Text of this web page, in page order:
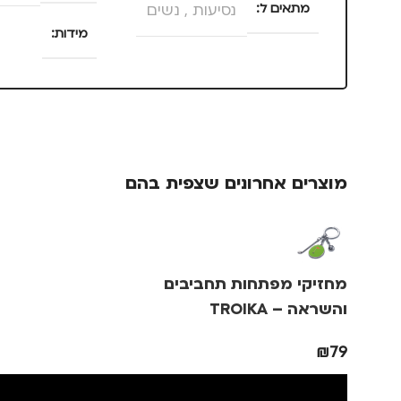
מתאים ל נסיעות , נשים
מידות
25 × 13.5 × 4 סנטימטרים
מוצרים אחרונים שצפית בהם
מחזיקי מפתחות תחביבים
והשראה – TROIKA
₪79